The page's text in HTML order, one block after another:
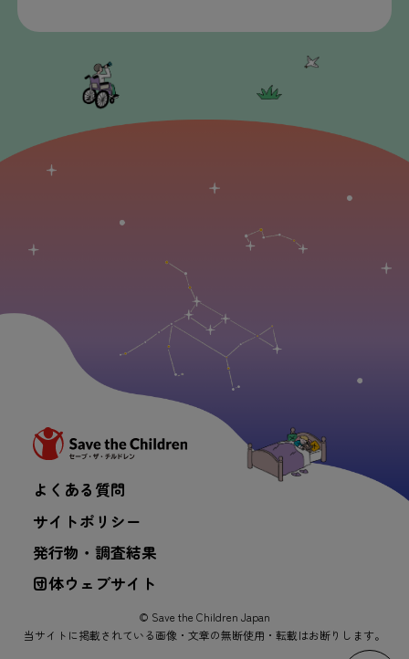
よくある質問
サイトポリシー
発行物・調査結果
団体ウェブサイト
© Save the Children Japan
当サイトに掲載されている画像・文章の無断使用・転載はお断りします。